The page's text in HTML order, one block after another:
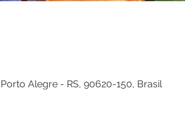
Alegre - RS, 90620-150, Brasil